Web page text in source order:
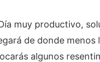
muy productivo,
de donde menos
algunos